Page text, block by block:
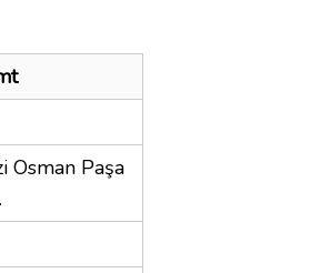
Osman Paşa